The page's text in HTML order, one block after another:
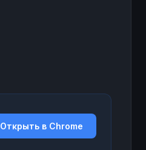
Открыть в Chrome